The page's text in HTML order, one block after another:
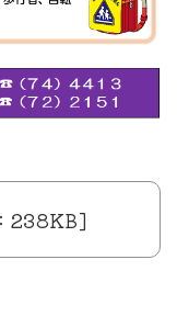
238KB]